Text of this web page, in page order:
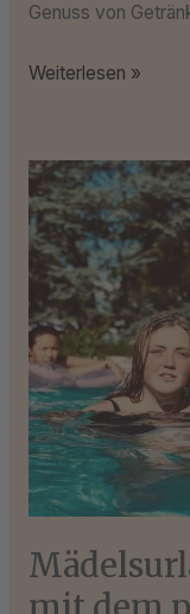
Genuss von
Weiterlesen »
Mädelsurlaub:
In
den
Urlaub
mit
dem
perfekten
Styling